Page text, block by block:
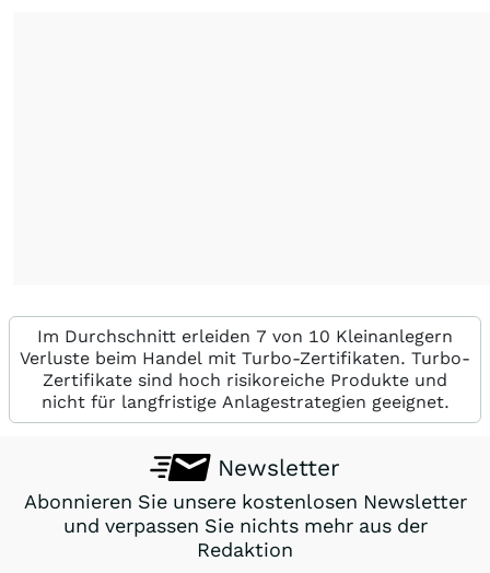
Im Durchschnitt erleiden 7 von 10 Kleinanlegern
Verluste beim Handel mit Turbo-Zertifikaten. Turbo-
Zertifikate sind hoch risikoreiche Produkte und
nicht für langfristige Anlagestrategien geeignet.
Newsletter
Abonnieren Sie unsere kostenlosen Newsletter
und verpassen Sie nichts mehr aus der
Redaktion